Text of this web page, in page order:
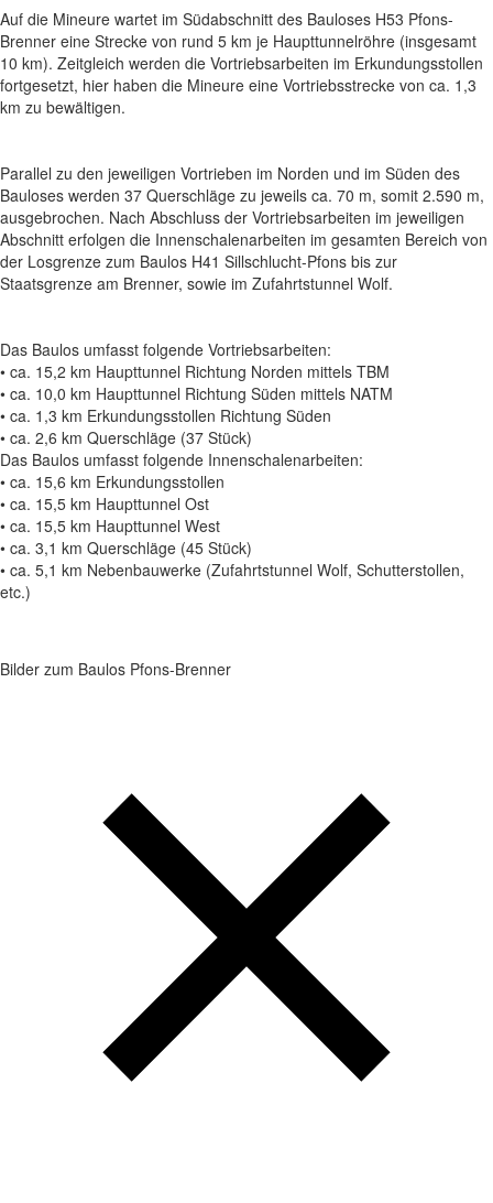
Auf die Mineure wartet im Südabschnitt des Bauloses H53 Pfons-
Brenner eine Strecke von rund 5 km je Haupttunnelröhre (insgesamt
10 km). Zeitgleich werden die Vortriebsarbeiten im Erkundungsstollen
fortgesetzt, hier haben die Mineure eine Vortriebsstrecke von ca. 1,3
km zu bewältigen.
Parallel zu den jeweiligen Vortrieben im Norden und im Süden des
Bauloses werden 37 Querschläge zu jeweils ca. 70 m, somit 2.590 m,
ausgebrochen. Nach Abschluss der Vortriebsarbeiten im jeweiligen
Abschnitt erfolgen die Innenschalenarbeiten im gesamten Bereich von
der Losgrenze zum Baulos H41 Sillschlucht-Pfons bis zur
Staatsgrenze am Brenner, sowie im Zufahrtstunnel Wolf.
Das Baulos umfasst folgende Vortriebsarbeiten:
• ca. 15,2 km Haupttunnel Richtung Norden mittels TBM
• ca. 10,0 km Haupttunnel Richtung Süden mittels NATM
• ca. 1,3 km Erkundungsstollen Richtung Süden
• ca. 2,6 km Querschläge (37 Stück)
Das Baulos umfasst folgende Innenschalenarbeiten:
• ca. 15,6 km Erkundungsstollen
• ca. 15,5 km Haupttunnel Ost
• ca. 15,5 km Haupttunnel West
• ca. 3,1 km Querschläge (45 Stück)
• ca. 5,1 km Nebenbauwerke (Zufahrtstunnel Wolf, Schutterstollen,
etc.)
Bilder zum Baulos Pfons-Brenner